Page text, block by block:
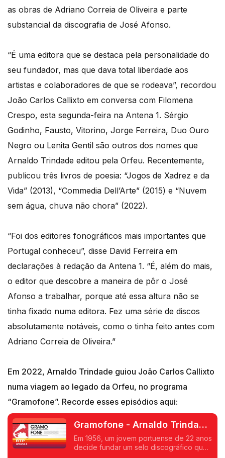
as obras de Adriano Correia de Oliveira e parte
substancial da discografia de José Afonso.
“É uma editora que se destaca pela personalidade do
seu fundador, mas que dava total liberdade aos
artistas e colaboradores de que se rodeava”, recordou
João Carlos Callixto em conversa com Filomena
Crespo, esta segunda-feira na Antena 1. Sérgio
Godinho, Fausto, Vitorino, Jorge Ferreira, Duo Ouro
Negro ou Lenita Gentil são outros dos nomes que
Arnaldo Trindade editou pela Orfeu. Recentemente,
publicou três livros de poesia: “Jogos de Xadrez e da
Vida” (2013), “Commedia Dell’Arte” (2015) e “Nuvem
sem água, chuva não chora” (2022).
“Foi dos editores fonográficos mais importantes que
Portugal conheceu”, disse David Ferreira em
declarações à redação da Antena 1. “É, além do mais,
o editor que descobre a maneira de pôr o José
Afonso a trabalhar, porque até essa altura não se
tinha fixado numa editora. Fez uma série de discos
absolutamente notáveis, como o tinha feito antes com
Adriano Correia de Oliveira.”
Em 2022, Arnaldo Trindade guiou João Carlos Callixto
numa viagem ao legado da Orfeu, no programa
“Gramofone”. Recorde esses episódios aqui:
Gramofone - Arnaldo Trindade
e a editora discográfica Orfeu
(1)
Em 1956, um jovem portuense de 22 anos
decide fundar um selo discográfico que